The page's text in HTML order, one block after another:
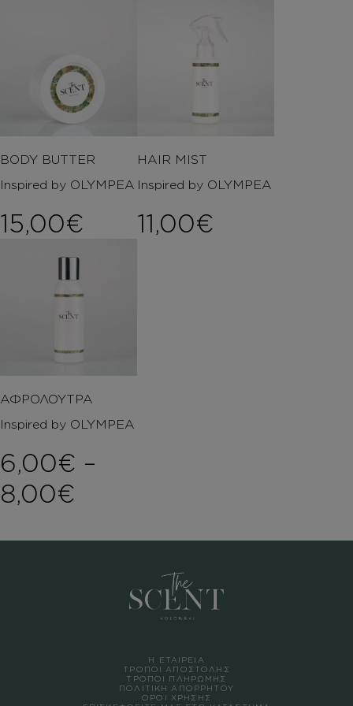
BODY BUTTER
Inspired by OLYMPEA
15,00€
HAIR MIST
Inspired by OLYMPEA
11,00€
ΑΦΡΟΛΟΥΤΡΑ
Inspired by OLYMPEA
6,00€ –
8,00€
Η ΕΤΑΙΡΕΙΑ
ΤΡΟΠΟΙ ΑΠΟΣΤΟΛΗΣ
ΤΡΟΠΟΙ ΠΛΗΡΩΜΗΣ
ΠΟΛΙΤΙΚΗ ΑΠΟΡΡΗΤΟΥ
ΟΡΟΙ ΧΡΗΣΗΣ